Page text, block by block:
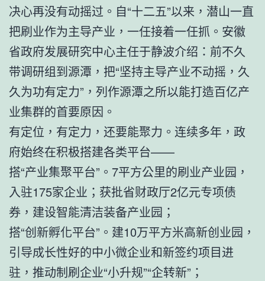
决心再没有动摇过。自“十二五”以来，潜山一直
把刷业作为主导产业，一任接着一任抓。安徽
省政府发展研究中心主任于静波介绍：前不久
带调研组到源潭，把“坚持主导产业不动摇，久
久为功有定力”，列作源潭之所以能打造百亿产
业集群的首要原因。
有定位，有定力，还要能聚力。连续多年，政
府始终在积极搭建各类平台——
搭“产业集聚平台”。7平方公里的刷业产业园，
入驻175家企业；获批省财政厅2亿元专项债
券，建设智能清洁装备产业园；
搭“创新孵化平台”。建10万平方米高新创业园，
引导成长性好的中小微企业和新签约项目进
驻，推动制刷企业“小升规”“企转新”；